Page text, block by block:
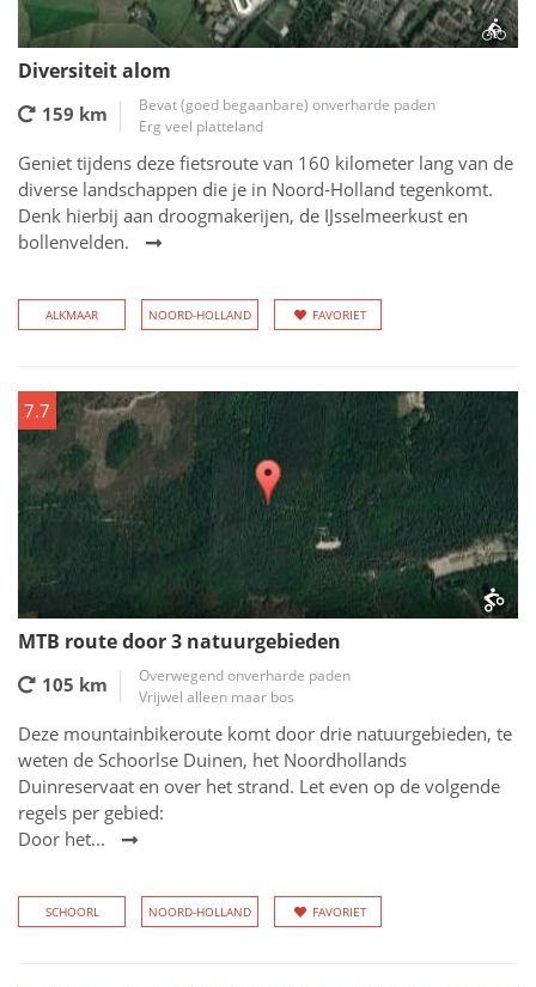
Diversiteit alom
159 km
Bevat (goed begaanbare) onverharde paden
Erg veel platteland
Geniet tijdens deze fietsroute van 160 kilometer lang van de
diverse landschappen die je in Noord-Holland tegenkomt.
Denk hierbij aan droogmakerijen, de IJsselmeerkust en
bollenvelden.
ALKMAAR NOORD-HOLLAND FAVORIET
7.7
MTB route door 3 natuurgebieden
105 km
Overwegend onverharde paden
Vrijwel alleen maar bos
Deze mountainbikeroute komt door drie natuurgebieden, te
weten de Schoorlse Duinen, het Noordhollands
Duinreservaat en over het strand. Let even op de volgende
regels per gebied:
Door het...
SCHOORL NOORD-HOLLAND FAVORIET